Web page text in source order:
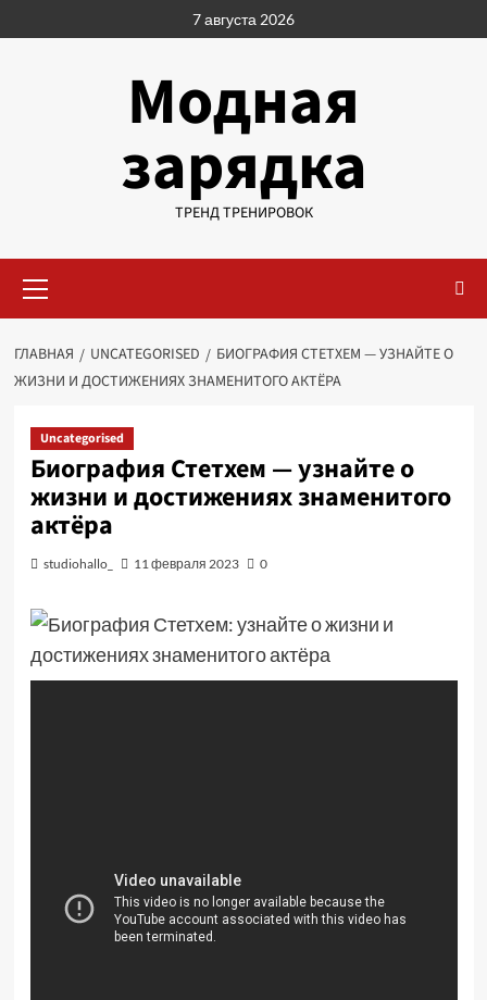
к
7 августа 2026
Модная
зарядка
ТРЕНД ТРЕНИРОВОК
меню
ГЛАВНАЯ UNCATEGORISED
БИОГРАФИЯ СТЕТХЕМ — УЗНАЙТЕ О
ЖИЗНИ И ДОСТИЖЕНИЯХ ЗНАМЕНИТОГО АКТЁРА
Uncategorised
Биография Стетхем — узнайте о
жизни и достижениях знаменитого
актёра
studiohallo_ 11 февраля 2023 0